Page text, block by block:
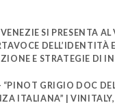
SI PRESENTA
E STRATEGIE DI
“PINOT GRIGIO DOC
ITALIANA” |